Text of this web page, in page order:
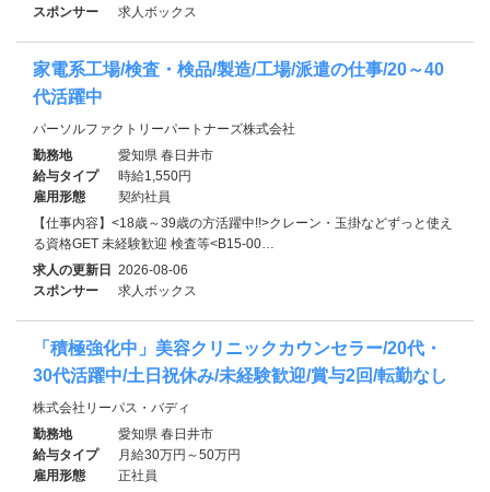
スポンサー
求人ボックス
家電系工場/検査・検品/製造/工場/派遣の仕事/20～40
代活躍中
パーソルファクトリーパートナーズ株式会社
勤務地
愛知県 春日井市
給与タイプ
時給1,550円
雇用形態
契約社員
【仕事内容】<18歳～39歳の方活躍中!!>クレーン・玉掛などずっと使え
る資格GET 未経験歓迎 検査等<B15-00…
求人の更新日 2026-08-06
スポンサー
求人ボックス
「積極強化中」美容クリニックカウンセラー/20代・
30代活躍中/土日祝休み/未経験歓迎/賞与2回/転勤なし
株式会社リーパス・バディ
勤務地
愛知県 春日井市
給与タイプ
月給30万円～50万円
雇用形態
正社員